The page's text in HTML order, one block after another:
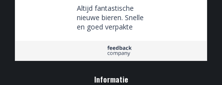
Altijd fantastische
nieuwe bieren. Snelle
en goed verpakte
Informatie